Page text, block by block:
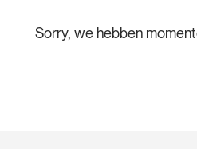
Sorry, we hebben